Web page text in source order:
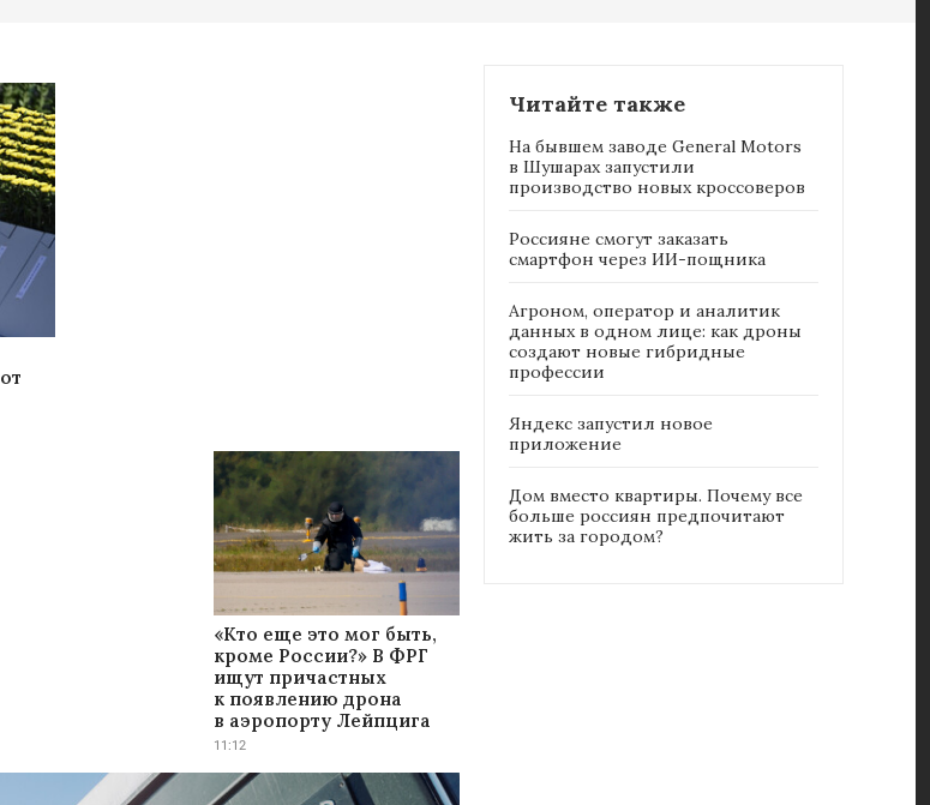
«Кто еще это мог быть,
кроме России?» В ФРГ
ищут причастных
к появлению дрона
в аэропорту Лейпцига
11:12
Читайте также
На бывшем заводе General Motors
в Шушарах запустили
производство новых кроссоверов
Россияне cмогут заказать
смартфон через ИИ-пощника
Агроном, оператор и аналитик
данных в одном лице: как дроны
создают новые гибридные
профессии
Яндекс запустил новое
приложение
Дом вместо квартиры. Почему все
больше россиян предпочитают
жить за городом?